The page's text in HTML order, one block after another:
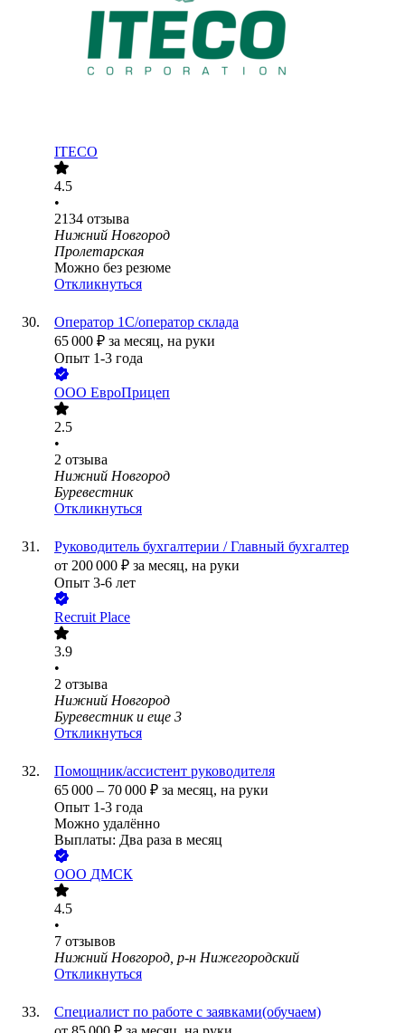
ITECO
4.5
•
2134 отзыва
Нижний Новгород
Пролетарская
Можно без резюме
Откликнуться
Оператор 1С/оператор склада
65 000 ₽ за месяц, на руки
Опыт 1-3 года
ООО ЕвроПрицеп
2.5
•
2 отзыва
Нижний Новгород
Буревестник
Откликнуться
Руководитель бухгалтерии / Главный бухгалтер
от 200 000 ₽ за месяц, на руки
Опыт 3-6 лет
Recruit Place
3.9
•
2 отзыва
Нижний Новгород
Буревестник и еще 3
Откликнуться
Помощник/ассистент руководителя
65 000 – 70 000 ₽ за месяц, на руки
Опыт 1-3 года
Можно удалённо
Выплаты: Два раза в месяц
ООО ДМСК
4.5
•
7 отзывов
Нижний Новгород, р-н Нижегородский
Откликнуться
Специалист по работе с заявками(обучаем)